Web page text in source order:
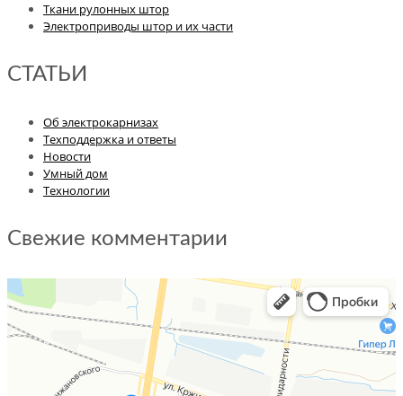
Ткани рулонных штор
Электроприводы штор и их части
СТАТЬИ
Об электрокарнизах
Техподдержка и ответы
Новости
Умный дом
Технологии
Свежие комментарии